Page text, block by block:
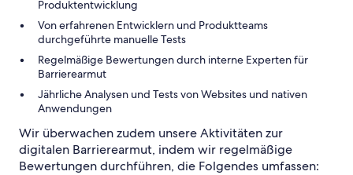
Produktentwicklung
Von erfahrenen Entwicklern und Produktteams
durchgeführte manuelle Tests
Regelmäßige Bewertungen durch interne Experten für
Barrierearmut
Jährliche Analysen und Tests von Websites und nativen
Anwendungen
Wir überwachen zudem unsere Aktivitäten zur
digitalen Barrierearmut, indem wir regelmäßige
Bewertungen durchführen, die Folgendes umfassen: